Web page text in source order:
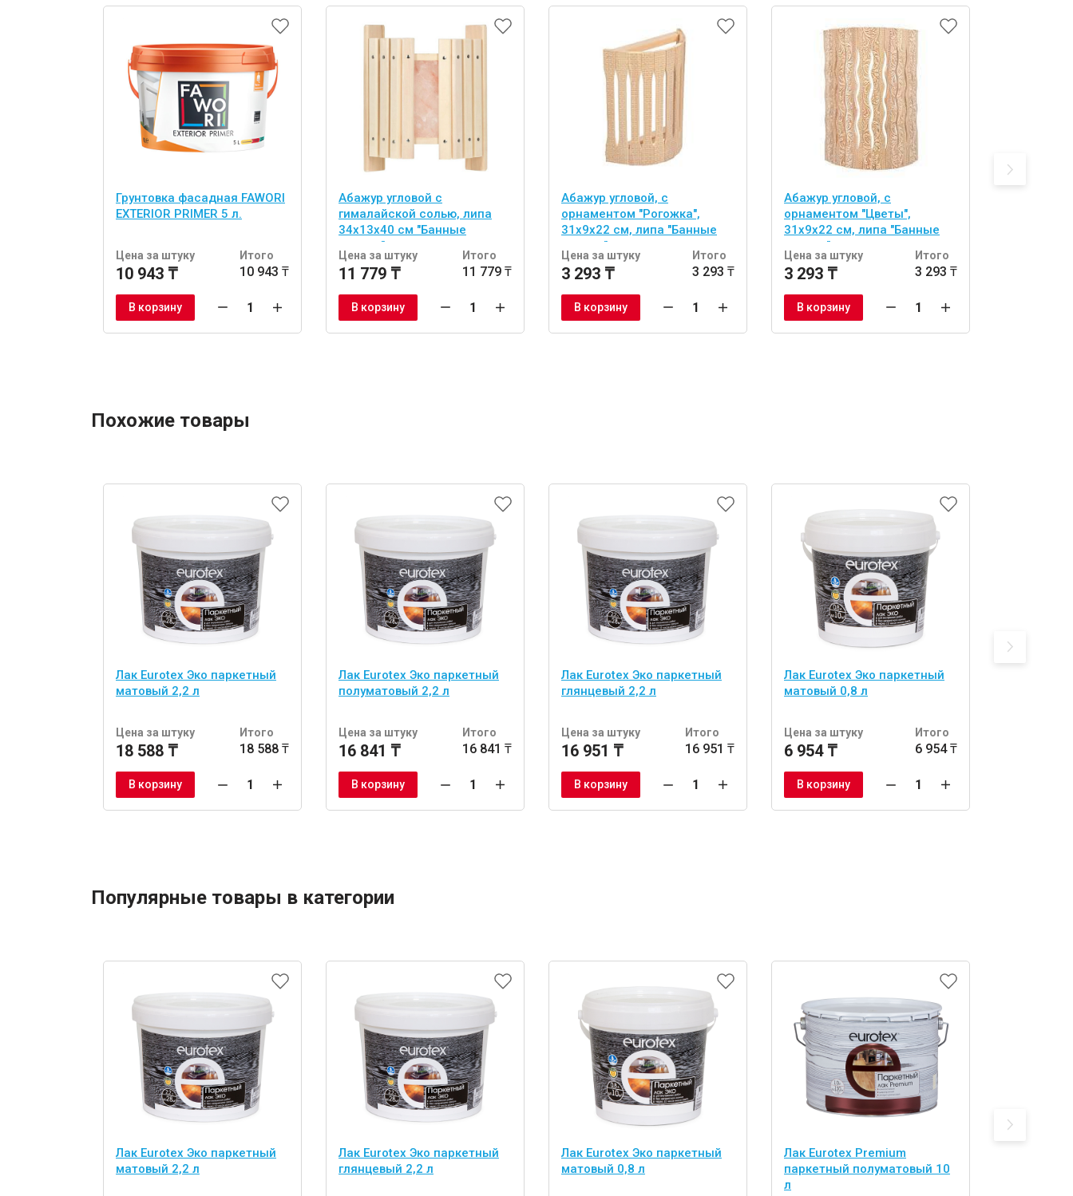
Грунтовка фасадная FAWORI
EXTERIOR PRIMER 5 л.
Цена за штуку
10 943 ₸
Итого
10 943 ₸
В корзину
Абажур угловой с
гималайской солью, липа
34х13х40 см "Банные
штучки"
Цена за штуку
11 779 ₸
Итого
11 779 ₸
В корзину
Абажур угловой, с
орнаментом "Рогожка",
31х9х22 см, липа "Банные
штучки"
Цена за штуку
3 293 ₸
Итого
3 293 ₸
В корзину
Абажур угловой, с
орнаментом "Цветы",
31х9х22 см, липа "Банные
штучки"
Цена за штуку
3 293 ₸
Итого
3 293 ₸
В корзину
Похожие товары
Лак Eurotex Эко паркетный
матовый 2,2 л
Цена за штуку
18 588 ₸
Итого
18 588 ₸
В корзину
Лак Eurotex Эко паркетный
полуматовый 2,2 л
Цена за штуку
16 841 ₸
Итого
16 841 ₸
В корзину
Лак Eurotex Эко паркетный
глянцевый 2,2 л
Цена за штуку
16 951 ₸
Итого
16 951 ₸
В корзину
Лак Eurotex Эко паркетный
матовый 0,8 л
Цена за штуку
6 954 ₸
Итого
6 954 ₸
В корзину
Популярные товары в категории
Лак Eurotex Эко паркетный
матовый 2,2 л
Лак Eurotex Эко паркетный
глянцевый 2,2 л
Лак Eurotex Эко паркетный
матовый 0,8 л
Лак Eurotex Premium
паркетный полуматовый 10
л